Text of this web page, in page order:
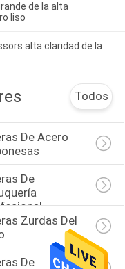
de la alta
liso
alta claridad de la
Todos
De Acero
De
Zurdas Del
De